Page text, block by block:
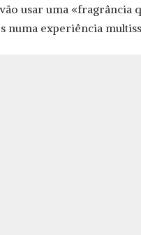
usar uma «fragrância
numa experiência